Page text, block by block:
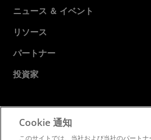
AMD について
企業責任
キャリア
お問い合わせ
ニュース ＆ イベント
ニュースルーム
メディア ライブラリ
リソース
デベロッパー セントラル
ケース スタディ
パートナー
AMD パートナー ハブ
投資家
財務情報
取締役会
プライバシー
Cookie 通知
このサイトでは、当社および当社のパートナ